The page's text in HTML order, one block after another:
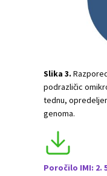
Slika 3.
podrazličic
tednu,
genoma.
Poročilo IMI: 2.